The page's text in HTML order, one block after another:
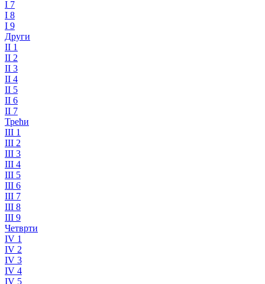
I 7
I 8
I 9
Други
II 1
II 2
II 3
II 4
II 5
II 6
II 7
Трећи
III 1
III 2
III 3
III 4
III 5
III 6
III 7
III 8
III 9
Четврти
IV 1
IV 2
IV 3
IV 4
IV 5